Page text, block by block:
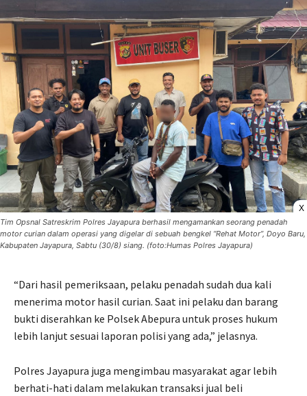
X
Tim Opsnal Satreskrim Polres Jayapura berhasil mengamankan seorang penadah
motor curian dalam operasi yang digelar di sebuah bengkel “Rehat Motor”, Doyo Baru,
Kabupaten Jayapura, Sabtu (30/8) siang. (foto:Humas Polres Jayapura)
“Dari hasil pemeriksaan, pelaku penadah sudah dua kali
menerima motor hasil curian. Saat ini pelaku dan barang
bukti diserahkan ke Polsek Abepura untuk proses hukum
lebih lanjut sesuai laporan polisi yang ada,” jelasnya.
Polres Jayapura juga mengimbau masyarakat agar lebih
berhati-hati dalam melakukan transaksi jual beli